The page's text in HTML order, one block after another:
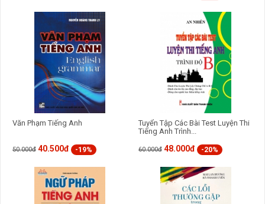
Văn Phạm Tiếng Anh
50.000đ 40.500đ -19%
Tuyển Tập Các Bài Test Luyện Thi
Tiếng Anh Trình...
60.000đ 48.000đ -20%